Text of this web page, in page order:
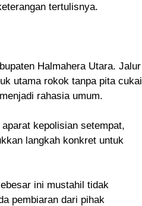
tertulisnya.
Halmahera Utara. Jalur
utama rokok tanpa pita cukai
rahasia umum.
kepolisian setempat,
langkah konkret untuk
ini mustahil tidak
pembiaran dari pihak